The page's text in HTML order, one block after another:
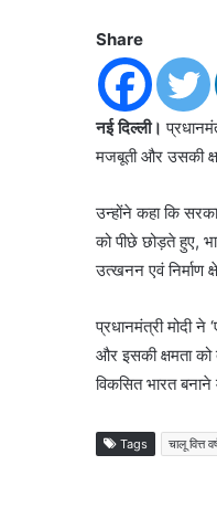
Share
नई दिल्ली।
मजबूती और उसकी
उन्होंने कहा कि
को पीछे छोड़ते हुए,
उत्खनन एवं निर्माण
प्रधानमंत्री मोदी
और इसकी क्षमता
विकसित भारत
Tags चालू वित्त